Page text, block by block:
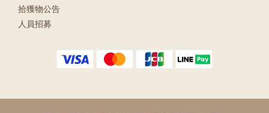
拾獲物公告
人員招募